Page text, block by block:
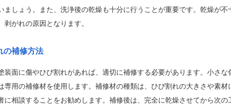
ましょう。また、洗浄後の乾燥も十分に行うことが重要です。乾燥が不
剥がれの原因となります。
の補修方法
装面に傷やひび割れがあれば、適切に補修する必要があります。小さな
専用の補修材を使用します。補修材の種類は、ひび割れの大きさや素材
に相談することをお勧めします。補修後は、完全に乾燥させてから次の